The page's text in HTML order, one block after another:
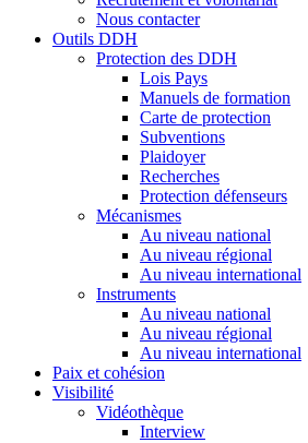
Nous contacter
Outils DDH
Protection des DDH
Lois Pays
Manuels de formation
Carte de protection
Subventions
Plaidoyer
Recherches
Protection défenseurs
Mécanismes
Au niveau national
Au niveau régional
Au niveau international
Instruments
Au niveau national
Au niveau régional
Au niveau international
Paix et cohésion
Visibilité
Vidéothèque
Interview